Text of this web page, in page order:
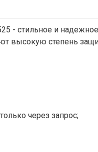
- стильное и
высокую степень
через запрос;